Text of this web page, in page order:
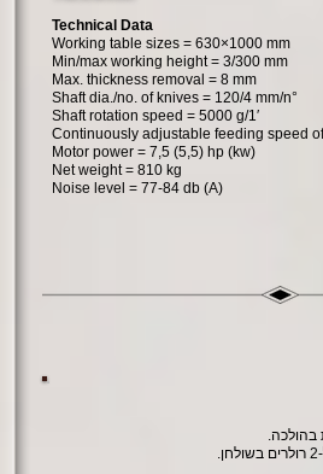
Technical Data
Working table sizes = 630×1000 mm
Min/max working height = 3/300 mm
Max. thickness removal = 8 mm
Shaft dia./no. of knives = 120/4 mm/n°
Shaft rotation speed = 5000 g/1′
Continuously adjustable feeding speed
Motor power = 7,5 (5,5) hp (kw)
Net weight = 810 kg
Noise level = 77-84 db (A)